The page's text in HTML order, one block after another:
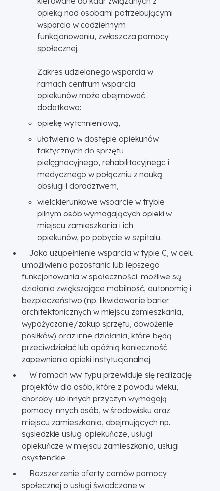
opieką nad osobami potrzebującymi
wsparcia w codziennym
funkcjonowaniu, zwłaszcza pomocy
społecznej.
Zakres udzielanego wsparcia w
ramach centrum wsparcia
opiekunów może obejmować
dodatkowo:
opiekę wytchnieniową,
ułatwienia w dostępie opiekunów
faktycznych do sprzętu
pielęgnacyjnego, rehabilitacyjnego i
medycznego w połączniu z nauką
obsługi i doradztwem,
wielokierunkowe wsparcie w trybie
pilnym osób wymagających opieki w
miejscu zamieszkania i ich
opiekunów, po pobycie w szpitalu.
Jako uzupełnienie wsparcia w typie C, w celu
umożliwienia pozostania lub lepszego
funkcjonowania w społeczności, możliwe są
działania zwiększające mobilność, autonomię i
bezpieczeństwo (np. likwidowanie barier
architektonicznych w miejscu zamieszkania,
wypożyczanie/zakup sprzętu, dowożenie
posiłków) oraz inne działania, które będą
przeciwdziałać lub opóźnią konieczność
zapewnienia opieki instytucjonalnej.
W ramach ww. typu przewiduje się realizację
projektów dla osób, które z powodu wieku,
choroby lub innych przyczyn wymagają
pomocy innych osób, w środowisku oraz
miejscu zamieszkania, obejmujących np.
sąsiedzkie usługi opiekuńcze, usługi
opiekuńcze w miejscu zamieszkania, usługi
asystenckie.
Rozszerzenie oferty domów pomocy
społecznej o usługi świadczone w